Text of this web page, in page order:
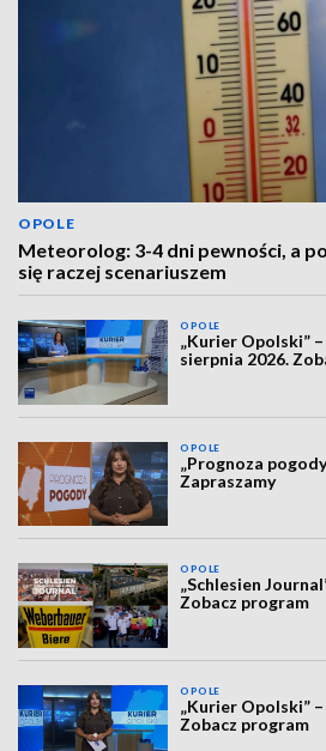
OPOLE
Meteorolog: 3-4 dni pewności, a
się raczej scenariuszem
OPOLE
„Kurier Opolski”
sierpnia 2026.
OPOLE
„Prognoza
Zapraszamy
OPOLE
„Schlesien
Zobacz program
OPOLE
„Kurier Opolski”
Zobacz program